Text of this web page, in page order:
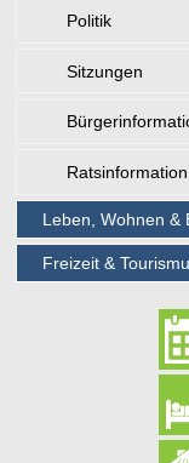
Politik
Sitzungen
Leben, Wohnen &
Freizeit &